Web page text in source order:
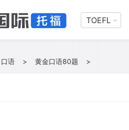
TOEFL
口语 > 黄金口语80题 >